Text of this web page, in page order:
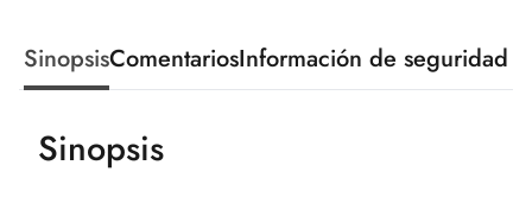
SinopsisComentariosInformación de seguridad
Sinopsis